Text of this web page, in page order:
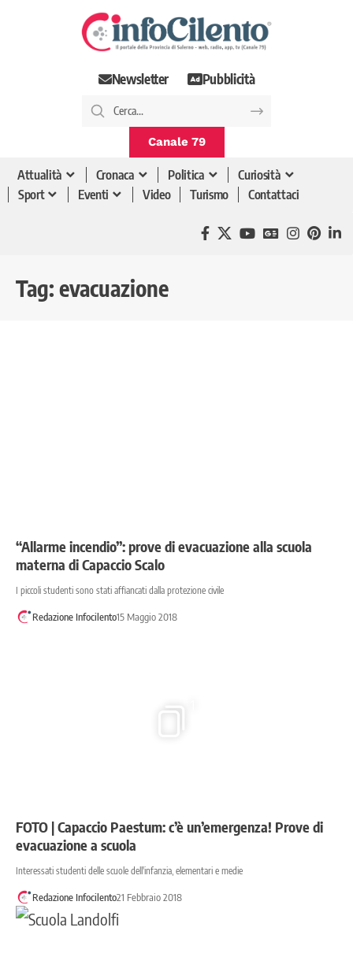
Newsletter Pubblicità
Canale 79
Attualità Cronaca Politica
Curiosità
Sport
Eventi Video Turismo Contattaci
Tag: evacuazione
“Allarme incendio”: prove di evacuazione alla scuola
materna di Capaccio Scalo
I piccoli studenti sono stati affiancati dalla protezione civile
Redazione Infocilento15 Maggio 2018
FOTO | Capaccio Paestum: c’è un’emergenza! Prove di
evacuazione a scuola
Interessati studenti delle scuole dell'infanzia, elementari e medie
Redazione Infocilento21 Febbraio 2018